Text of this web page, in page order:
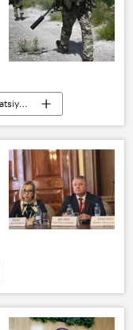
Rossiyaning Donbassdagi maxsus harbiy operatsiyasi